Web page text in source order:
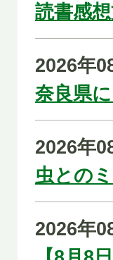
2026年
2026年
2026年
を掲載し
読書感
2026年
奈良県
2026年
虫との
2026年